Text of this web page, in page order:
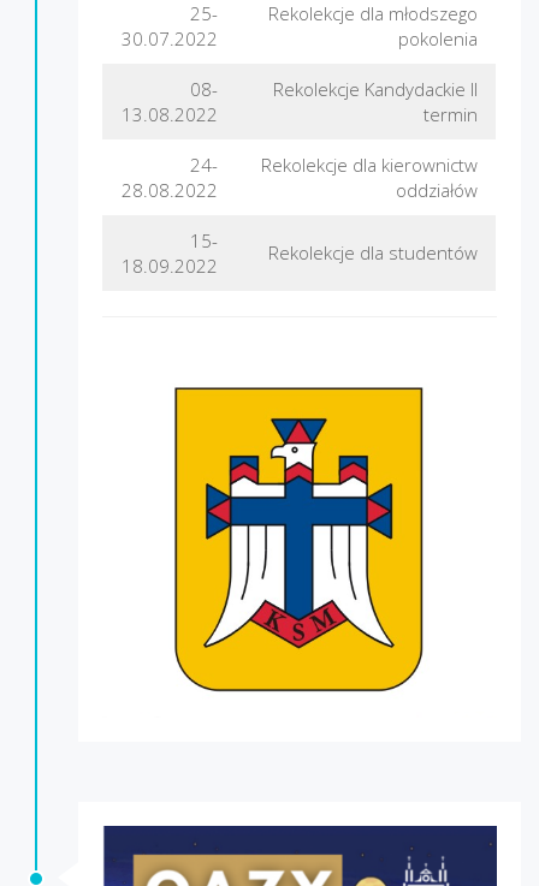
25-
30.07.2022
Rekolekcje dla młodszego
pokolenia
08-
13.08.2022
Rekolekcje Kandydackie II
termin
24-
28.08.2022
Rekolekcje dla kierownictw
oddziałów
15-
18.09.2022
Rekolekcje dla studentów